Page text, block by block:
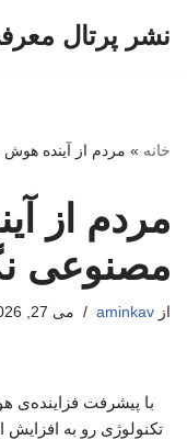
نشر پرتال
خانه » مردم از آینده
مردم از
مصنوعی
از aminkav می 27, 2026
با پیشرفت فزاینده‌ی
تکنولوژی رو به